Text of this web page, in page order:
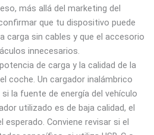
más allá del marketing del
que tu dispositivo puede
carga sin cables y que el accesorio
innecesarios.
de carga y la calidad de la
coche. Un cargador inalámbrico
la fuente de energía del vehículo
utilizado es de baja calidad, el
Conviene revisar si el